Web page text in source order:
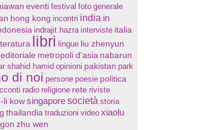
eventi festival foto generale
hong kong incontri india in
indrajit hazra interviste italia
libri lingue liu zhenyun
metropoli d'asia nabarun
shahid hamid opinioni pakistan park
di noi persone poesie politica
radio religione rete riviste
li kow singaporesocietà storia
thailandia traduzioni video xiaolu
zhu wen